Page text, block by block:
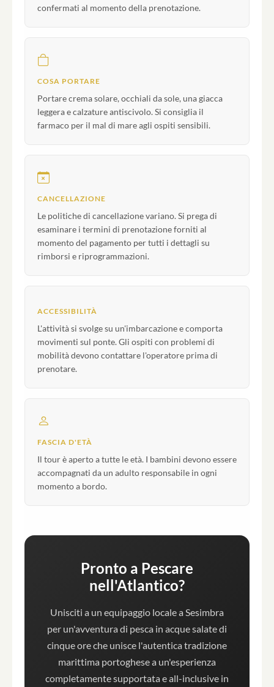
confermati al momento della prenotazione.
COSA PORTARE
Portare crema solare, occhiali da sole, una giacca
leggera e calzature antiscivolo. Si consiglia il
farmaco per il mal di mare agli ospiti sensibili.
CANCELLAZIONE
Le politiche di cancellazione variano. Si prega di
esaminare i termini di prenotazione forniti al
momento del pagamento per tutti i dettagli su
rimborsi e riprogrammazioni.
ACCESSIBILITÀ
L'attività si svolge su un'imbarcazione e comporta
movimenti sul ponte. Gli ospiti con problemi di
mobilità devono contattare l'operatore prima di
prenotare.
FASCIA D'ETÀ
Il tour è aperto a tutte le età. I bambini devono essere
accompagnati da un adulto responsabile in ogni
momento a bordo.
Pronto a Pescare
nell'Atlantico?
Unisciti a un equipaggio locale a Sesimbra
per un'avventura di pesca in acque salate di
cinque ore che unisce l'autentica tradizione
marittima portoghese a un'esperienza
completamente supportata e all-inclusive in